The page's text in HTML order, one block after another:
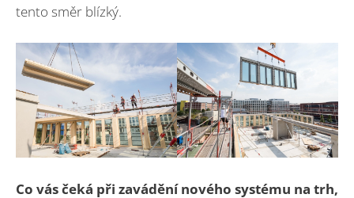
tento směr blízký.
Co vás čeká při zavádění nového systému na trh,